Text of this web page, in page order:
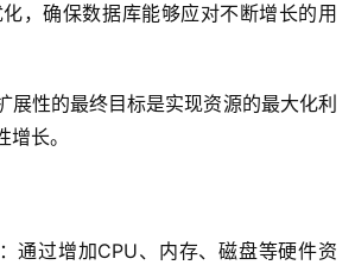
，确保数据库能够应对不断增长的用
展性的最终目标是实现资源的最大化利
长。
：通过增加CPU、内存、磁盘等硬件资